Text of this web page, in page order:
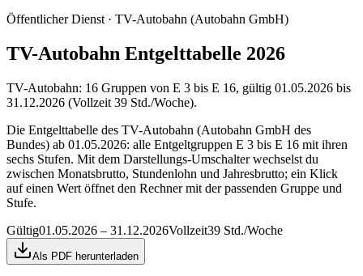
Öffentlicher Dienst · TV-Autobahn (Autobahn GmbH)
TV-Autobahn Entgelttabelle 2026
TV-Autobahn: 16 Gruppen von E 3 bis E 16, gültig 01.05.2026 bis
31.12.2026 (Vollzeit 39 Std./Woche).
Die Entgelttabelle des TV-Autobahn (Autobahn GmbH des
Bundes) ab 01.05.2026: alle Entgeltgruppen E 3 bis E 16 mit ihren
sechs Stufen. Mit dem Darstellungs-Umschalter wechselst du
zwischen Monatsbrutto, Stundenlohn und Jahresbrutto; ein Klick
auf einen Wert öffnet den Rechner mit der passenden Gruppe und
Stufe.
Gültig01.05.2026 – 31.12.2026Vollzeit39 Std./Woche
Als PDF herunterladen